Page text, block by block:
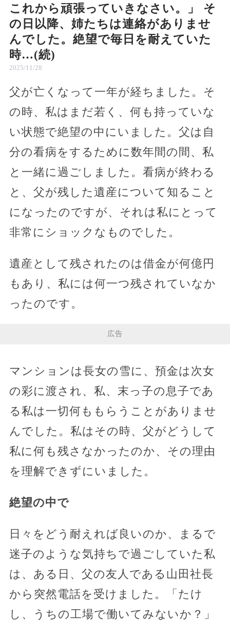
これから頑張っていきなさい。」 そ
の日以降、姉たちは連絡がありませ
んでした。絶望で毎日を耐えていた
時…(続)
2025/11/28
父が亡くなって一年が経ちました。そ
の時、私はまだ若く、何も持っていな
い状態で絶望の中にいました。父は自
分の看病をするために数年間の間、私
と一緒に過ごしました。看病が終わる
と、父が残した遺産について知ること
になったのですが、それは私にとって
非常にショックなものでした。
遺産として残されたのは借金が何億円
もあり、私には何一つ残されていなか
ったのです。
広告
マンションは長女の雪に、預金は次女
の彩に渡され、私、末っ子の息子であ
る私は一切何ももらうことがありませ
んでした。私はその時、父がどうして
私に何も残さなかったのか、その理由
を理解できずにいました。
絶望の中で
日々をどう耐えれば良いのか、まるで
迷子のような気持ちで過ごしていた私
は、ある日、父の友人である山田社長
から突然電話を受けました。「たけ
し、うちの工場で働いてみないか？」